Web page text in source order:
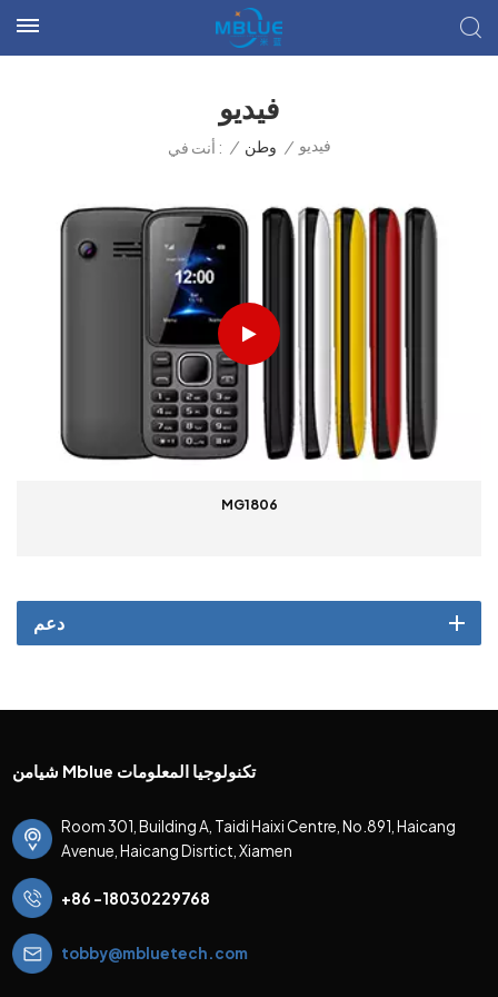
فيديو
أنت في : / وطن / فيديو
MG1806
دعم
شيامن Mblue تكنولوجيا المعلومات
Room 301, Building A, Taidi Haixi Centre, No.891, Haicang
Avenue, Haicang Disrtict, Xiamen
+86 -18030229768
tobby@mbluetech.com